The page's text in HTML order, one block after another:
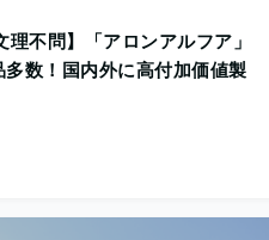
理不問】「アロンアルフア」
数！国内外に高付加価値製